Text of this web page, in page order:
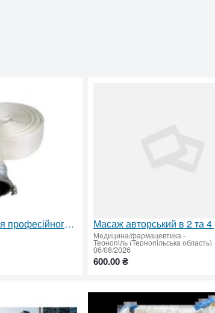
Пожежні рукави для професійного викоpистання – сертифікована якість за вигідною ціною
Медицина/фармацевтика -
Тернопіль (Тернопільська область)
06/08/2026
600.00 ₴